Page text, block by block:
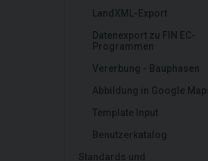
LandXML-Export
Datenexport zu FIN EC-
Programmen
Vererbung - Bauphasen
Abbildung in Google
Template Input
Benutzerkatalog
Standards und